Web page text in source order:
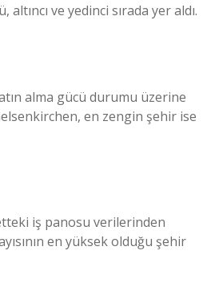
ve yedinci sırada yer aldı.
alma gücü durumu üzerine
en zengin şehir ise
iş panosu verilerinden
en yüksek olduğu şehir